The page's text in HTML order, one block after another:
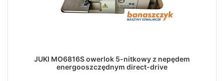
JUKI MO6816S owerlok 5-nitkowy z nepędem
energooszczędnym direct-drive